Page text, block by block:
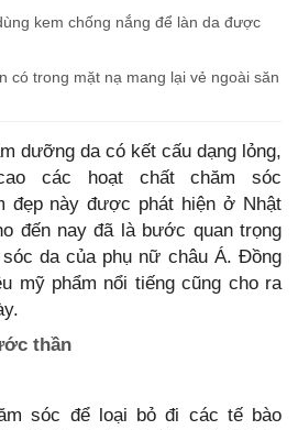
kem chống nắng để làn da được
có trong mặt nạ mang lại vẻ ngoài săn
dưỡng da có kết cấu dạng lỏng,
các hoạt chất chăm sóc
đẹp này được phát hiện ở Nhật
đến nay đã là bước quan trọng
da của phụ nữ châu Á. Đồng
mỹ phẩm nổi tiếng cũng cho ra
thần
sóc để loại bỏ đi các tế bào